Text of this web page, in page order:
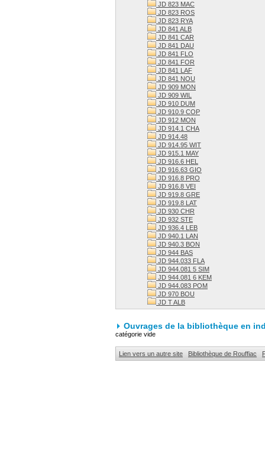
JD 823 MAC
JD 823 ROS
JD 823 RYA
JD 841 ALB
JD 841 CAR
JD 841 DAU
JD 841 FLO
JD 841 FOR
JD 841 LAF
JD 841 NOU
JD 909 MON
JD 909 WIL
JD 910 DUM
JD 910.9 COP
JD 912 MON
JD 914.1 CHA
JD 914.48
JD 914.95 WIT
JD 915.1 MAY
JD 916.6 HEL
JD 916.63 GIO
JD 916.8 PRO
JD 916.8 VEI
JD 919.8 GRE
JD 919.8 LAT
JD 930 CHR
JD 932 STE
JD 936.4 LEB
JD 940.1 LAN
JD 940.3 BON
JD 944 BAS
JD 944.033 FLA
JD 944.081 5 SIM
JD 944.081 6 KEM
JD 944.083 POM
JD 970 BOU
JD T ALB
Ouvrages de la bibliothèque en
catégorie vide
Lien vers un autre site Bibliothèque de Rouffiac